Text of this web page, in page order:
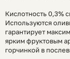
Кислотность 0,3%
Используются
гарантирует
ярким фруктовым
горчинкой в